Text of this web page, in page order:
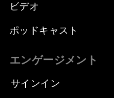
ビデオ
ポッドキャスト
エンゲージメント
サインイン